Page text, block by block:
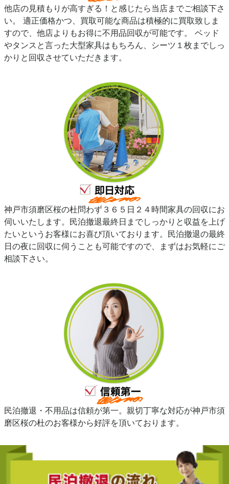
他店の見積もりが高すぎる！と感じたら当店までご相談下さ
い。 適正価格かつ、買取可能な商品は積極的に買取致しま
すので、他店よりもお得に不用品回収が可能です。 ベッド
やタンスと言った大型家具はもちろん、シーツ１枚までしっ
かりと回収させていただきます。
神戸市須磨区桜の杜問わず３６５日２４時間家具の回収にお
伺いいたします。民泊撤退最終日までしっかりと収益を上げ
たいというお客様にお喜び頂いております。民泊撤退の最終
日の夜に回収に伺うことも可能ですので、まずはお気軽にご
相談下さい。
民泊撤退・不用品は信頼が第一。親切丁寧な対応が神戸市須
磨区桜の杜のお客様から好評を頂いております。